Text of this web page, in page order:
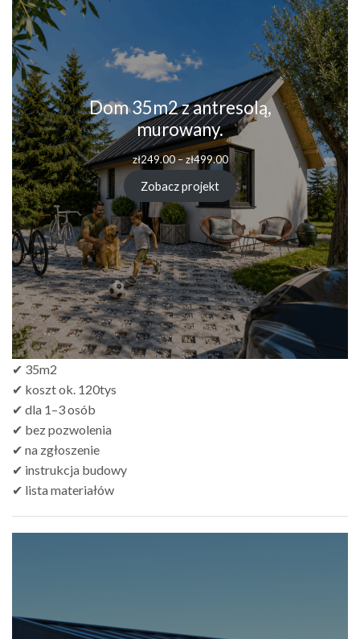
Dom 35m2 z antresolą,
murowany.
zł249.00–zł499.00
Zobacz projekt
✔ 35m2
✔ koszt ok. 120tys
✔ dla 1–3 osób
✔ bez pozwolenia
✔ na zgłoszenie
✔ instrukcja budowy
✔ lista materiałów